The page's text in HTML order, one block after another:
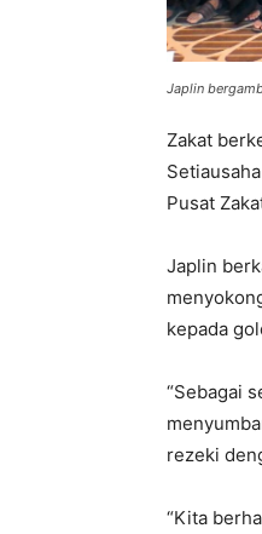
Japlin
Zakat
Pusat
Japlin
kepada
“Sebagai
rezeki
“Kita